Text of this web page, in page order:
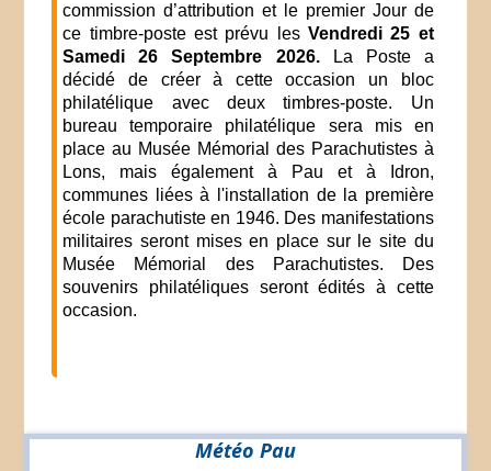
commission d’attribution et le premier Jour de
ce timbre-poste est prévu les Vendredi 25 et
Samedi 26 Septembre 2026.La Poste a
décidé de créer à cette occasion un bloc
philatélique avec deux timbres-poste. Un
bureau temporaire philatélique sera mis en
place au Musée Mémorial des Parachutistes à
Lons, mais également à Pau et à Idron,
communes liées à l'installation de la première
école parachutiste en 1946. Des manifestations
militaires seront mises en place sur le site du
Musée Mémorial des Parachutistes. Des
souvenirs philatéliques seront édités à cette
occasion.
Météo Pau